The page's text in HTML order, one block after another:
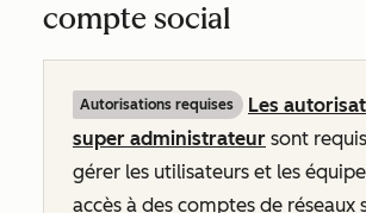
compte social
Autorisations requises
Les
super administrateur sont
gérer les utilisateurs et les
accès à des comptes de réseaux